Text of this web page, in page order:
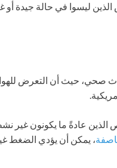
ليسوا في حالة جيدة أو
صحي، حيث أن التعرض
عادةً ما يكونون غير
، يمكن أن يؤدي الضغط